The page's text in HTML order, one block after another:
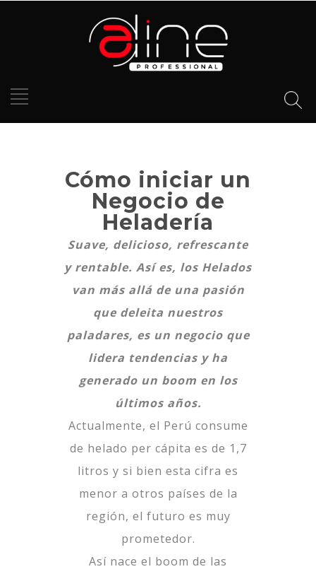
Cómo iniciar un
Negocio de
Heladería
Suave, delicioso, refrescante
y rentable. Así es, los Helados
van más allá de una pasión
que deleita nuestros
paladares, es un negocio que
lidera tendencias y ha
generado un boom en los
últimos años.
Actualmente, el Perú consume
de helado per cápita es de 1,7
litros y si bien esta cifra es
menor a otros países de la
región, el futuro es muy
prometedor.
Así nace el boom de las